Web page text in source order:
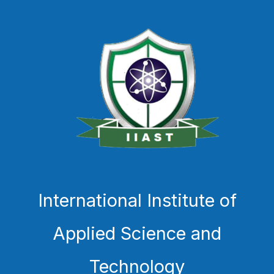
International Institute of
Applied Science and
Technology